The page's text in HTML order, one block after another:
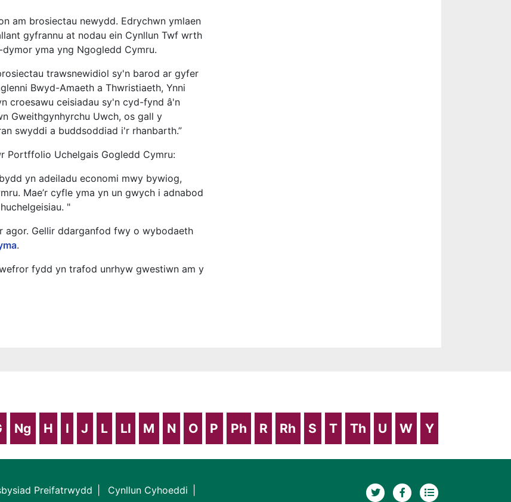
am brosiectau newydd. Edrychwn ymlaen
gyfrannu at nodau ein Cynllun Twf wrth
yma yng Ngogledd Cymru.
trawsnewidiol sy'n barod ar gyfer
Bwyd-Amaeth a Thwristiaeth, Ynni
croesawu ceisiadau sy'n cyd-fynd â'n
Gweithgynhyrchu Uwch, os gall y
swyddi a buddsoddiad i'r rhanbarth.”
Portffolio Uchelgais Gogledd Cymru:
yn adeiladu economi mwy bywiog,
Mae’r cyfle yma yn un gwych i adnabod
"
agor. Gellir ddarganfod fwy o wybodaeth
.
fydd yn trafod unrhyw gwestiwn am y
Ng H I J L Ll M N O P Ph R Rh S T Th U W Y
Preifatrwydd
Cynllun Cyhoeddi